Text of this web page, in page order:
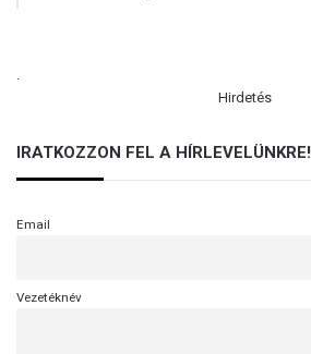
.
Hirdetés
IRATKOZZON FEL A HÍRLEVELÜNKRE!
Email
Vezetéknév